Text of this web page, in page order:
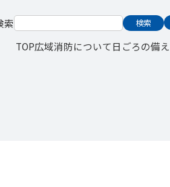
索 検索
TOP広域消防について日ごろの備え